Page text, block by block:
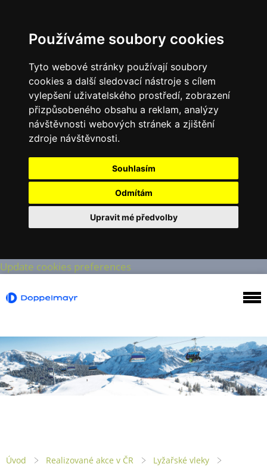
Používáme soubory cookies
Tyto webové stránky používají soubory
cookies a další sledovací nástroje s cílem
vylepšení uživatelského prostředí, zobrazení
přizpůsobeného obsahu a reklam, analýzy
návštěvnosti webových stránek a zjištění
zdroje návštěvnosti.
Souhlasím
Odmítám
Upravit mé předvolby
Update cookies preferences
Úvod Realizované akce v ČR
Lyžařské vleky